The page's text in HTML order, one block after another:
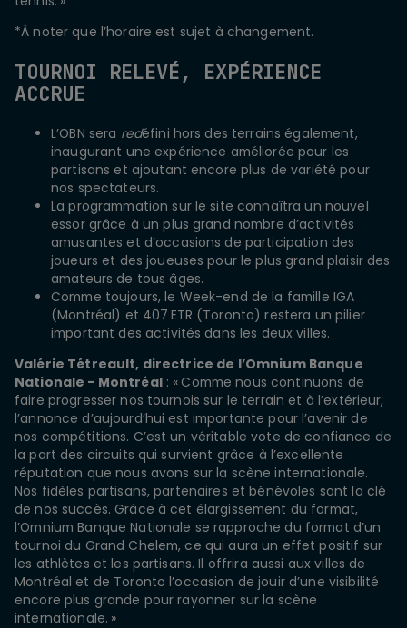
*À noter que l’horaire est sujet à changement.
TOURNOI RELEVÉ, EXPÉRIENCE
ACCRUE
L’OBN sera redéfini hors des terrains également,
inaugurant une expérience améliorée pour les
partisans et ajoutant encore plus de variété pour
nos spectateurs.
La programmation sur le site connaîtra un nouvel
essor grâce à un plus grand nombre d’activités
amusantes et d’occasions de participation des
joueurs et des joueuses pour le plus grand plaisir des
amateurs de tous âges.
Comme toujours, le Week-end de la famille IGA
(Montréal) et 407 ETR (Toronto) restera un pilier
important des activités dans les deux villes.
Valérie Tétreault, directrice de l’Omnium Banque
Nationale - Montréal: « Comme nous continuons de
faire progresser nos tournois sur le terrain et à l’extérieur,
l’annonce d’aujourd’hui est importante pour l’avenir de
nos compétitions. C’est un véritable vote de confiance de
la part des circuits qui survient grâce à l’excellente
réputation que nous avons sur la scène internationale.
Nos fidèles partisans, partenaires et bénévoles sont la clé
de nos succès. Grâce à cet élargissement du format,
l’Omnium Banque Nationale se rapproche du format d’un
tournoi du Grand Chelem, ce qui aura un effet positif sur
les athlètes et les partisans. Il offrira aussi aux villes de
Montréal et de Toronto l’occasion de jouir d’une visibilité
encore plus grande pour rayonner sur la scène
internationale. »